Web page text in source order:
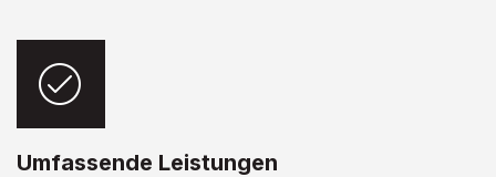
Umfassende Leistungen